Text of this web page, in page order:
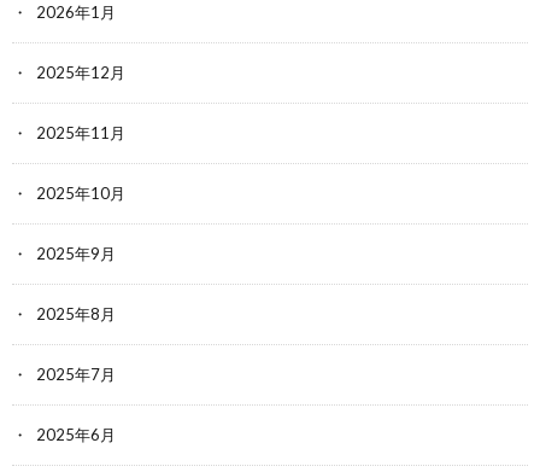
2026年1月
2025年12月
2025年11月
2025年10月
2025年9月
2025年8月
2025年7月
2025年6月